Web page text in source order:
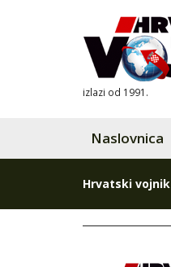
izlazi od 1991.
Naslovnica
Hrvatski vojnik